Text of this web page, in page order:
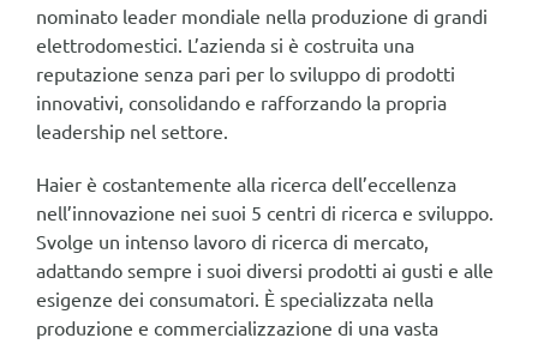
nominato leader mondiale nella produzione di grandi
elettrodomestici. L’azienda si è costruita una
reputazione senza pari per lo sviluppo di prodotti
innovativi, consolidando e rafforzando la propria
leadership nel settore.
Haier è costantemente alla ricerca dell’eccellenza
nell’innovazione nei suoi 5 centri di ricerca e sviluppo.
Svolge un intenso lavoro di ricerca di mercato,
adattando sempre i suoi diversi prodotti ai gusti e alle
esigenze dei consumatori. È specializzata nella
produzione e commercializzazione di una vasta